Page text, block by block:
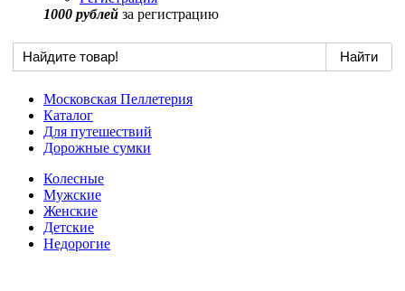
1000 рублей за регистрацию
Московская Пеллетерия
Каталог
Для путешествий
Дорожные сумки
Колесные
Мужские
Женские
Детские
Недорогие